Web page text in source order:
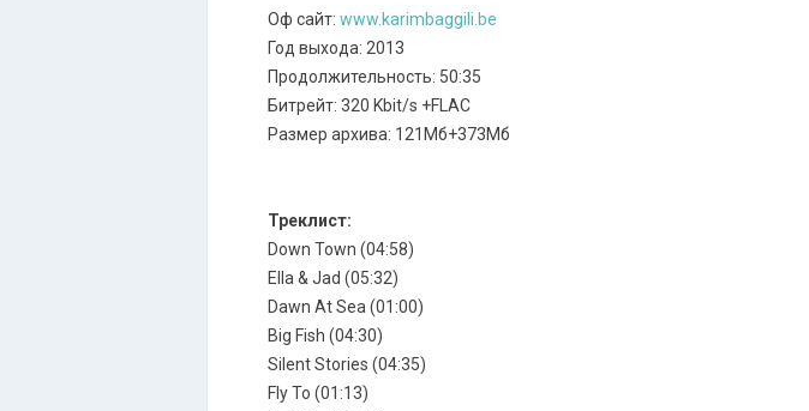
Оф сайт: www.karimbaggili.be
Год выхода: 2013
Продолжительность: 50:35
Битрейт: 320 Kbit/s +FLAC
Размер архива: 121Мб+373Мб
Треклист:
Down Town (04:58)
Ella & Jad (05:32)
Dawn At Sea (01:00)
Big Fish (04:30)
Silent Stories (04:35)
Fly To (01:13)